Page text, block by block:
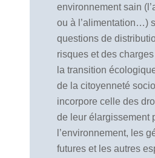
environnement sain
ou à l’alimentation…)
questions de
risques et des
la transition
de la citoyenneté
incorpore celle des
de leur élargissement
l’environnement, les
futures et les autres